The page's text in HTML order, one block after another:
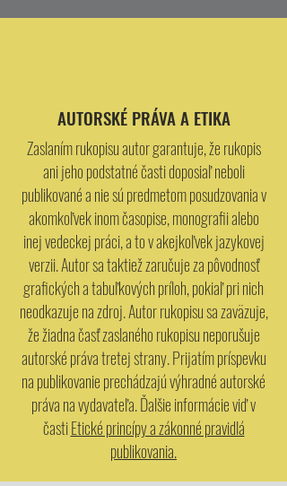
AUTORSKÉ PRÁVA A ETIKA
Zaslaním rukopisu autor garantuje, že rukopis
ani jeho podstatné časti doposiaľ neboli
publikované a nie sú predmetom posudzovania v
akomkoľvek inom časopise, monografii alebo
inej vedeckej práci, a to v akejkoľvek jazykovej
verzii. Autor sa taktiež zaručuje za pôvodnosť
grafických a tabuľkových príloh, pokiaľ pri nich
neodkazuje na zdroj. Autor rukopisu sa zaväzuje,
že žiadna časť zaslaného rukopisu neporušuje
autorské práva tretej strany. Prijatím príspevku
na publikovanie prechádzajú výhradné autorské
práva na vydavateľa. Ďalšie informácie viď v
častiEtické princípy a zákonné pravidlá
publikovania.